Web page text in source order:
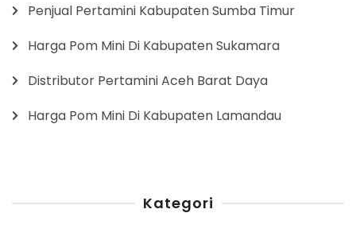
Penjual Pertamini Kabupaten Sumba Timur
Harga Pom Mini Di Kabupaten Sukamara
Distributor Pertamini Aceh Barat Daya
Harga Pom Mini Di Kabupaten Lamandau
Kategori